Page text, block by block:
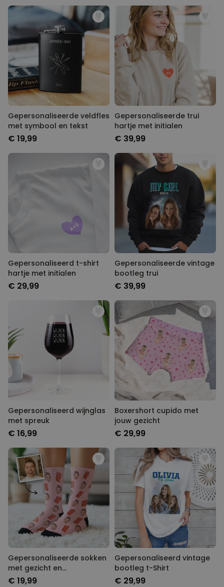
Gepersonaliseerde veldfles
met symbool en tekst
€ 19,99
Gepersonaliseerde trui
hartje met initialen
€ 39,99
Gepersonaliseerd t-shirt
hartje met initialen
€ 29,99
Gepersonaliseerde vintage
bootleg trui
€ 39,99
Gepersonaliseerd wijnglas
met spreuk
€ 16,99
Boxershort cupido met
jouw gezicht
€ 29,99
Gepersonaliseerde sokken
met gezicht en
verschillende designs
€ 19,99
Gepersonaliseerd vintage
bootleg t-Shirt
€ 29,99